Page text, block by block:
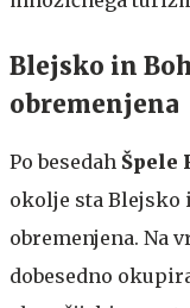
Blejsko in
obremenjena
Po besedah Špele
okolje sta Blejsko
obremenjena. Na
dobesedno